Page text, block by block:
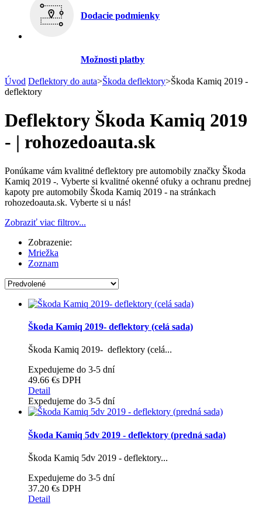
Dodacie podmienky
Možnosti platby
Úvod Deflektory do auta>Škoda deflektory>Škoda Kamiq 2019 -
deflektory
Deflektory Škoda Kamiq 2019
- | rohozedoauta.sk
Ponúkame vám kvalitné deflektory pre automobily značky Škoda
Kamiq 2019 -. Vyberte si kvalitné okenné ofuky a ochranu prednej
kapoty pre automobily Škoda Kamiq 2019 - na stránkach
rohozedoauta.sk. Vyberte si u nás!
Zobraziť viac filtrov...
Zobrazenie:
Mriežka
Zoznam
Škoda Kamiq 2019- deflektory (celá sada)
Škoda Kamiq 2019- deflektory (celá...
Expedujeme do 3-5 dní
49.66 €s DPH
Detail
Expedujeme do 3-5 dní
Škoda Kamiq 5dv 2019 - deflektory (predná sada)
Škoda Kamiq 5dv 2019 - deflektory...
Expedujeme do 3-5 dní
37.20 €s DPH
Detail